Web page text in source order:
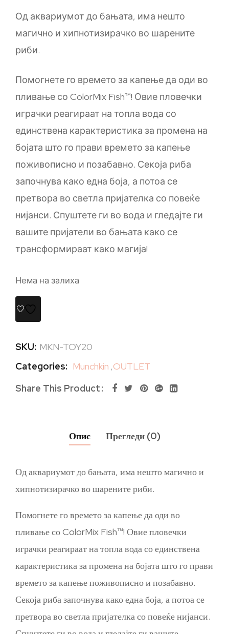
Од аквариумот до бањата, има нешто
магично и хипнотизирачко во шарените
риби.
Помогнете го времето за капење да оди во
пливање со ColorMix Fish™! Овие пловечки
играчки реагираат на топла вода со
единствена карактеристика за промена на
бојата што го прави времето за капење
поживописно и позабавно. Секоја риба
започнува како една боја, а потоа се
претвора во светла пријателка со повеќе
нијанси. Спуштете ги во вода и гледајте ги
вашите пријатели во бањата како се
трансформираат како магија!
Нема на залиха
SKU: MKN-TOY20
Categories: Munchkin ,OUTLET
Share This Product
Опис Прегледи (0)
Од аквариумот до бањата, има нешто магично и
хипнотизирачко во шарените риби.
Помогнете го времето за капење да оди во
пливање со ColorMix Fish™! Овие пловечки
играчки реагираат на топла вода со единствена
карактеристика за промена на бојата што го прави
времето за капење поживописно и позабавно.
Секоја риба започнува како една боја, а потоа се
претвора во светла пријателка со повеќе нијанси.